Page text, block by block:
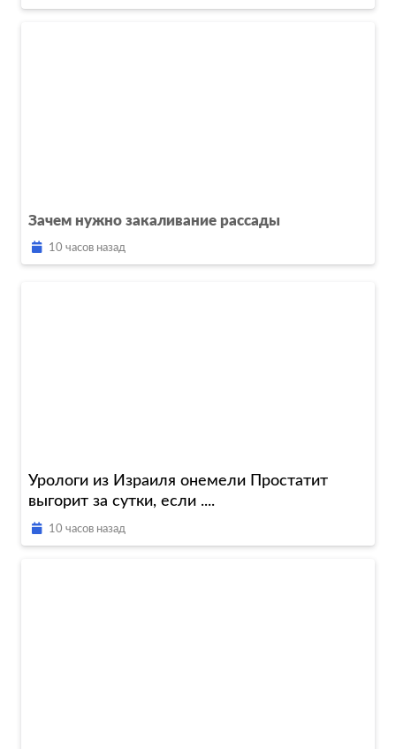
Зачем нужно закаливание рассады
10 часов назад
Урологи из Израиля онемели Простатит
выгорит за сутки, если ....
10 часов назад